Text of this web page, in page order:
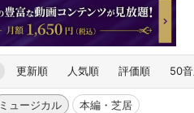
更新順 人気順 評価順 50
ミュージカル 本編・芝居